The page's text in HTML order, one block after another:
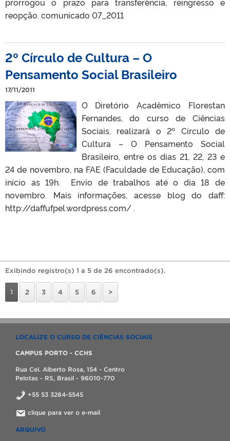
reopção. comunicado 07_2011
2º Círculo de Cultura – O
Pensamento Social Brasileiro
17/11/2011
O Diretório Acadêmico Florestan
Fernandes, do curso de Ciências
Sociais, realizará o 2º Círculo de
Cultura – O Pensamento Social
Brasileiro, entre os dias 21, 22, 23 e
24 de novembro, na FAE (Faculdade de Educação), com
início as 19h. Envio de trabalhos até o dia 18 de
novembro. Mais informações, acesse blog do daff:
http://daffufpel.wordpress.com/ .
Exibindo registro(s) 1 a 5 de 26 encontrado(s).
1 2 3 4 5 6 >
LOCALIZE O CURSO DE CIÊNCIAS SOCIAIS
CAMPUS PORTO - CCHS
Rua Cel. Alberto Rosa, 154 - Centro
Pelotas - RS, Brasil - 96010-770
+55 53 3284-5545
clique para ver o e-mail
ARQUIVO